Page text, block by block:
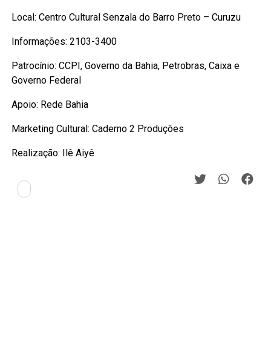
Local: Centro Cultural Senzala do Barro Preto – Curuzu
Informações: 2103-3400
Patrocínio: CCPI, Governo da Bahia, Petrobras, Caixa e
Governo Federal
Apoio: Rede Bahia
Marketing Cultural: Caderno 2 Produções
Realização: Ilê Aiyê